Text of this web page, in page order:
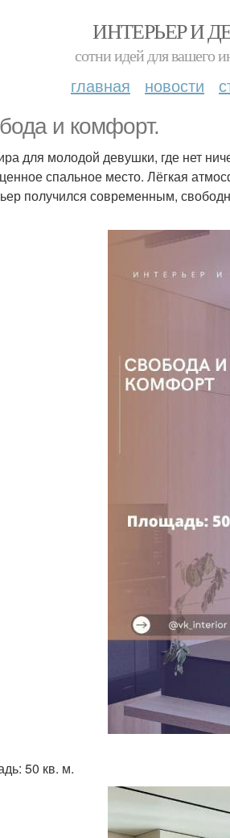
ИНТЕРЬЕР И
сотни идей для вашего
главная новости
и комфорт.
для молодой девушки, где нет
спальное место. Лёгкая
получился современным,
50 кв. м.